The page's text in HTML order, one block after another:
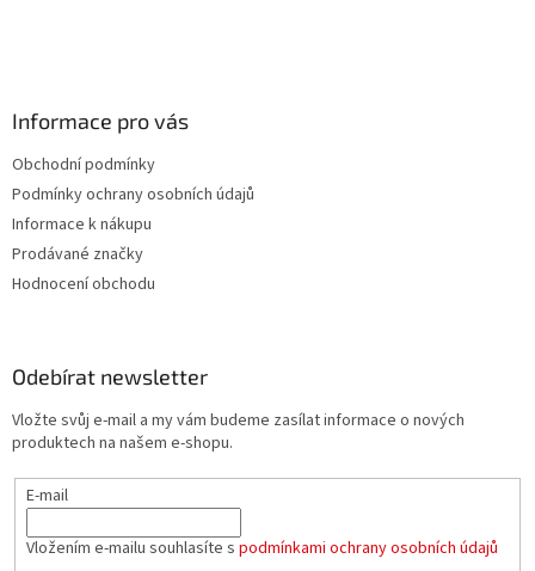
Informace pro vás
Obchodní podmínky
Podmínky ochrany osobních údajů
Informace k nákupu
Prodávané značky
Hodnocení obchodu
Odebírat newsletter
Vložte svůj e-mail a my vám budeme zasílat informace o nových
produktech na našem e-shopu.
E-mail
Vložením e-mailu souhlasíte s podmínkami ochrany osobních údajů